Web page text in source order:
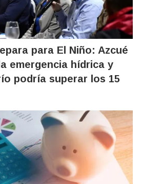
para El Niño: Azcué
emergencia hídrica y
podría superar los 15